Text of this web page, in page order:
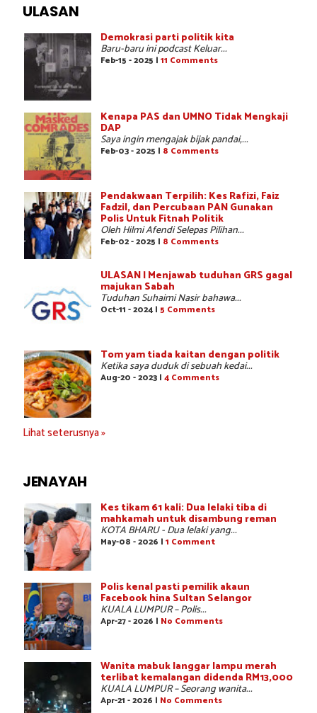
ULASAN
Demokrasi parti politik kita
Baru-baru ini podcast Keluar...
Feb-15 - 2025 | 11 Comments
Kenapa PAS dan UMNO Tidak Mengkaji
DAP
Saya ingin mengajak bijak pandai,...
Feb-03 - 2025 | 8 Comments
Pendakwaan Terpilih: Kes Rafizi, Faiz
Fadzil, dan Percubaan PAN Gunakan
Polis Untuk Fitnah Politik
Oleh Hilmi Afendi Selepas Pilihan...
Feb-02 - 2025 | 8 Comments
ULASAN | Menjawab tuduhan GRS gagal
majukan Sabah
Tuduhan Suhaimi Nasir bahawa...
Oct-11 - 2024 | 5 Comments
Tom yam tiada kaitan dengan politik
Ketika saya duduk di sebuah kedai...
Aug-20 - 2023 | 4 Comments
Lihat seterusnya »
JENAYAH
Kes tikam 61 kali: Dua lelaki tiba di
mahkamah untuk disambung reman
KOTA BHARU - Dua lelaki yang...
May-08 - 2026 | 1 Comment
Polis kenal pasti pemilik akaun
Facebook hina Sultan Selangor
KUALA LUMPUR – Polis...
Apr-27 - 2026 | No Comments
Wanita mabuk langgar lampu merah
terlibat kemalangan didenda RM13,000
KUALA LUMPUR – Seorang wanita...
Apr-21 - 2026 | No Comments